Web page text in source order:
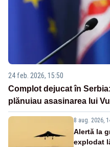
24 feb. 2026, 15:50
Complot dejucat în
plănuiau asasinarea lui
8 aug. 2026,
Alertă la
explodat